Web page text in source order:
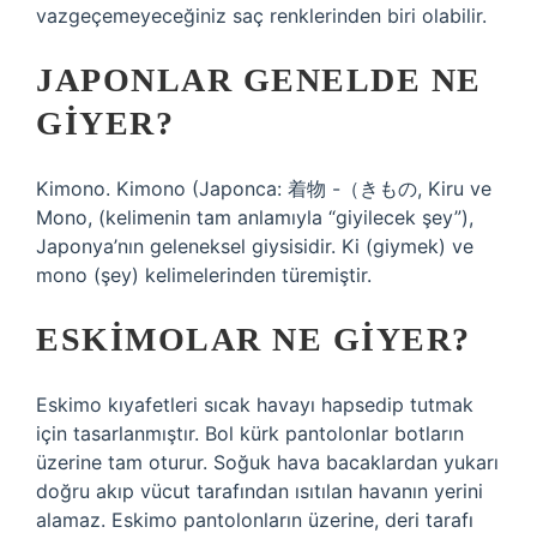
vazgeçemeyeceğiniz saç renklerinden biri olabilir.
JAPONLAR GENELDE NE
GIYER?
Kimono. Kimono (Japonca: 着物 -（きもの, Kiru ve
Mono, (kelimenin tam anlamıyla “giyilecek şey”),
Japonya’nın geleneksel giysisidir. Ki (giymek) ve
mono (şey) kelimelerinden türemiştir.
ESKIMOLAR NE GIYER?
Eskimo kıyafetleri sıcak havayı hapsedip tutmak
için tasarlanmıştır. Bol kürk pantolonlar botların
üzerine tam oturur. Soğuk hava bacaklardan yukarı
doğru akıp vücut tarafından ısıtılan havanın yerini
alamaz. Eskimo pantolonların üzerine, deri tarafı